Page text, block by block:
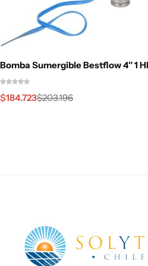
Bomba Sumergible Bestflow 4″ 1
$203.196
$184.723